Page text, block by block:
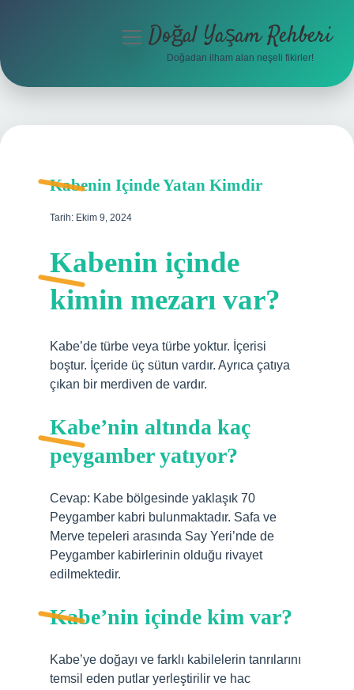
Hakkımızda
menüyüDoğal Yaşam Rehberi
Doğadan ilham alan neşeli fikirler!
Kabenin Içinde Yatan Kimdir
Tarih: Ekim 9, 2024
Kabenin içinde
kimin mezarı var?
Kabe’de türbe veya türbe yoktur. İçerisi
boştur. İçeride üç sütun vardır. Ayrıca çatıya
çıkan bir merdiven de vardır.
Kabe’nin altında kaç
peygamber yatıyor?
Cevap: Kabe bölgesinde yaklaşık 70
Peygamber kabri bulunmaktadır. Safa ve
Merve tepeleri arasında Say Yeri’nde de
Peygamber kabirlerinin olduğu rivayet
edilmektedir.
Kabe’nin içinde kim var?
Kabe’ye doğayı ve farklı kabilelerin tanrılarını
temsil eden putlar yerleştirilir ve hac